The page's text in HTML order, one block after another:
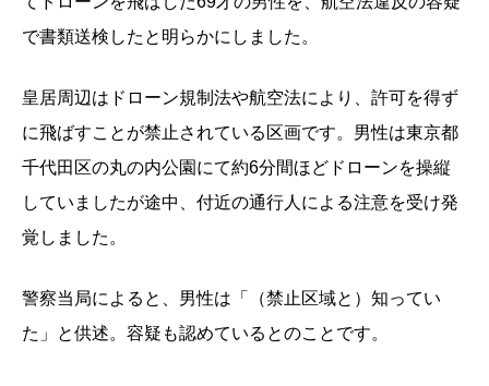
で書類送検したと明らかにしました。
皇居周辺はドローン規制法や航空法により、許可を得ず
に飛ばすことが禁止されている区画です。男性は東京都
千代田区の丸の内公園にて約6分間ほどドローンを操縦
していましたが途中、付近の通行人による注意を受け発
覚しました。
警察当局によると、男性は「（禁止区域と）知ってい
た」と供述。容疑も認めているとのことです。